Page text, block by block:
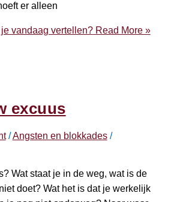
er alleen
vandaag vertellen?Read More »
excuus
/Angsten en blokkades/
Wat staat je in de weg, wat is de
doet? Wat het is dat je werkelijk